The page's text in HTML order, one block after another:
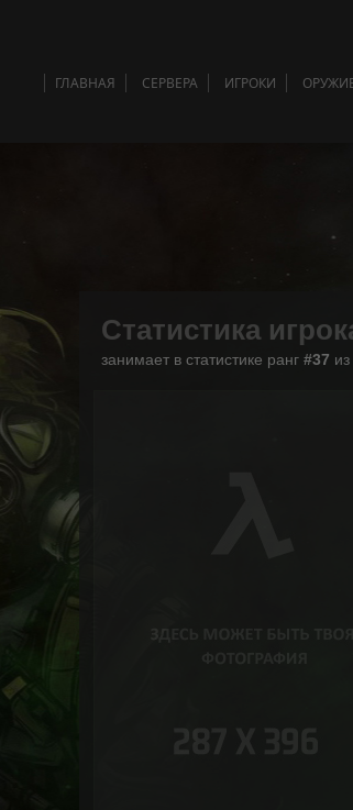
ГЛАВНАЯ СЕРВЕРА ИГРОКИ
Статистика
занимает в статистике ранг #37 из